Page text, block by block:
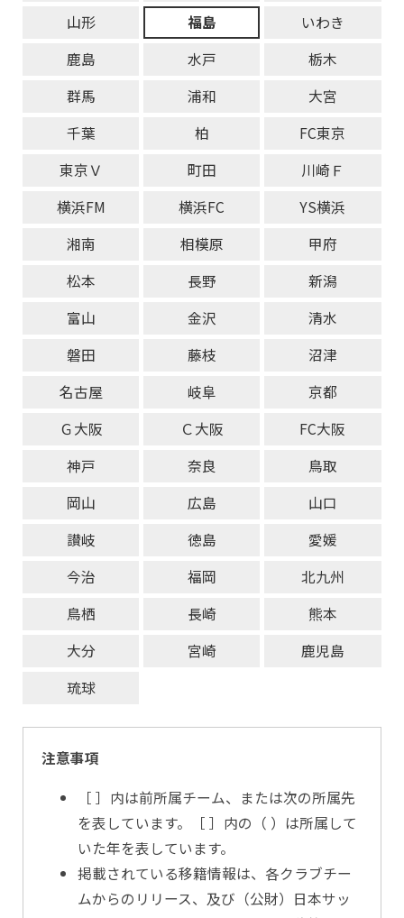
山形
福島
いわき
鹿島
水戸
栃木
群馬
浦和
大宮
千葉
柏
FC東京
東京Ｖ
町田
川崎Ｆ
横浜FM
横浜FC
YS横浜
湘南
相模原
甲府
松本
長野
新潟
富山
金沢
清水
磐田
藤枝
沼津
名古屋
岐阜
京都
Ｇ大阪
Ｃ大阪
FC大阪
神戸
奈良
鳥取
岡山
広島
山口
讃岐
徳島
愛媛
今治
福岡
北九州
鳥栖
長崎
熊本
大分
宮崎
鹿児島
琉球
注意事項
［ ］内は前所属チーム、または次の所属先
を表しています。［ ］内の（ ）は所属して
いた年を表しています。
掲載されている移籍情報は、各クラブチー
ムからのリリース、及び（公財）日本サッ